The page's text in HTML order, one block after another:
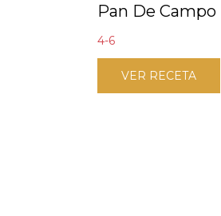
Pan De
4-6
VER RECETA